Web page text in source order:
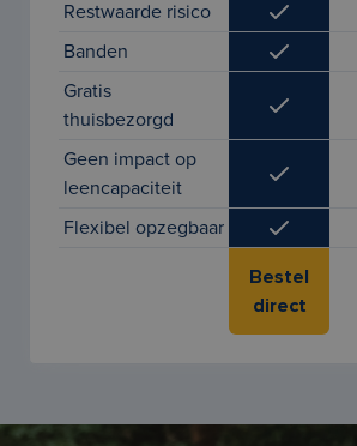
Restwaarde risico
Banden
Gratis
thuisbezorgd
Geen impact op
leencapaciteit
Flexibel opzegbaar
Bestel
direct